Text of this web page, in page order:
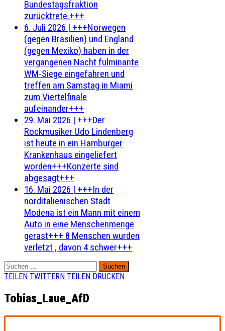
Bundestagsfraktion
zurücktrete.+++
6. Juli 2026 | +++Norwegen
(gegen Brasilien) und England
(gegen Mexiko) haben in der
vergangenen Nacht fulminante
WM-Siege eingefahren und
treffen am Samstag in Miami
zum Viertelfinale
aufeinander+++
29. Mai 2026 | +++Der
Rockmusiker Udo Lindenberg
ist heute in ein Hamburger
Krankenhaus eingeliefert
worden+++Konzerte sind
abgesagt+++
16. Mai 2026 | +++In der
norditalienischen Stadt
Modena ist ein Mann mit einem
Auto in eine Menschenmenge
gerast+++ 8 Menschen wurden
verletzt , davon 4 schwer+++
Suchen
nach:
TEILEN TWITTERN TEILEN DRUCKEN
Tobias_Laue_AfD